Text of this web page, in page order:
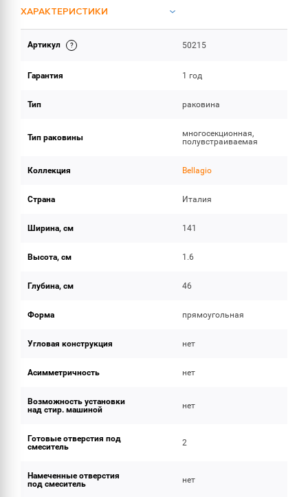
ХАРАКТЕРИСТИКИ
ОБЪЕМ ПОСТАВКИ
Артикул 50215
Гарантия 1 год
Тип раковина
Тип раковины
многосекционная,
полувстраиваемая
Коллекция Bellagio
Страна Италия
Ширина, см 141
Высота, см 1.6
Глубина, см 46
Форма прямоугольная
Угловая конструкция нет
Асимметричность нет
Возможность установки
над стир. машиной
нет
Готовые отверстия под
смеситель
2
Намеченные отверстия
под смеситель
нет